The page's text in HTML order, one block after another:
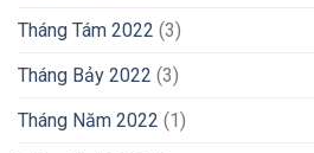
Tháng Tám 2022 (3)
Tháng Bảy 2022 (3)
Tháng Năm 2022 (1)